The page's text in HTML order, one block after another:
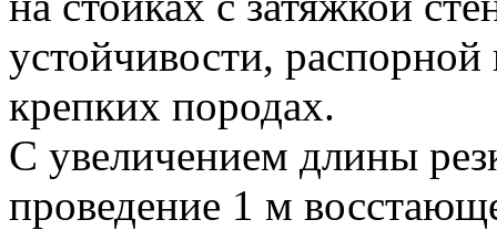
устойчивости,
крепких породах.
С увеличением длины
проведение 1 м